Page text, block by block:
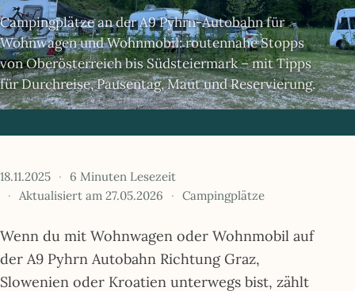
Campingplätze an der A9 Pyhrn-Autobahn für
Wohnwagen und Wohnmobil: routennahe Stopps
von Oberösterreich bis Südsteiermark – mit Tipps
für Durchreise, Pausentag, Maut und Reservierung.
18.11.2025
6 Minuten Lesezeit
Aktualisiert am 27.05.2026
Campingplätze
Wenn du mit Wohnwagen oder Wohnmobil auf
der A9 Pyhrn Autobahn Richtung Graz,
Slowenien oder Kroatien unterwegs bist, zählt